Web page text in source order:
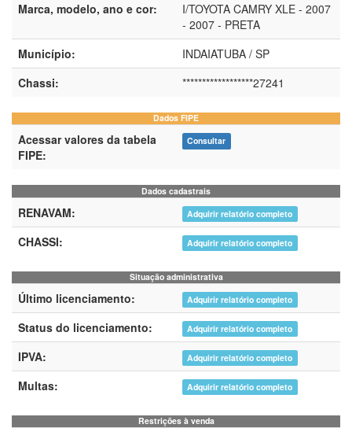
Marca, modelo, ano e cor:
I/TOYOTA CAMRY XLE - 2007
- 2007 - PRETA
Município:
INDAIATUBA / SP
Chassi:
******************27241
Dados FIPE
Acessar valores da tabela
FIPE:
Consultar
Dados cadastrais
RENAVAM: Adquirir relatório completo
CHASSI: Adquirir relatório completo
Situação administrativa
Último licenciamento: Adquirir relatório completo
Status do licenciamento: Adquirir relatório completo
IPVA: Adquirir relatório completo
Multas: Adquirir relatório completo
Restrições à venda